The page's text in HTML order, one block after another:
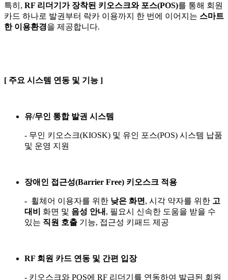
특히, RF 리더기가 장착된 키오스크와 포스(POS)를 통해 회원
카드 하나로 발권부터 락카 이용까지 한 번에 이어지는 스마트
한 이용환경을 제공합니다.
[ 주요 시스템 연동 및 기능 ]
유/무인 통합 발권 시스템
- 무인 키오스크(KIOSK) 및 유인 포스(POS) 시스템 납품
및 운영 지원
장애인 접근성(Barrier Free) 키오스크 적용
- 휠체어 이용자를 위한 낮은 화면 , 시각 약자를 위한 고
대비
화면 및 음성 안내 , 필요시 신속한 도움을 받을 수
있는 직원 호출 기능, 접근성 키패드 제공
RF 회원 카드 연동 및 간편 입장
- 키오스크와 POS에 RF 리더기를 연동하여 발급된 회원